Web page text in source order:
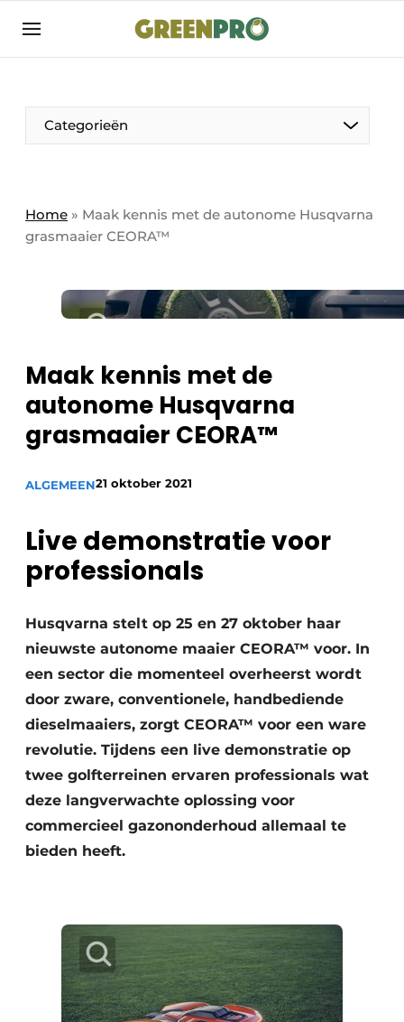
Aanmelden
Bedrijven
Bedrijven
Direct contact
Evenement aanmelden
groenprofessional
Meest gelezen
Podcasts
Privacy / Cookie statement
Vacature aanmelden
Video’s
Categorieën
Home » Maak kennis met de autonome Husqvarna
grasmaaier CEORA™
Maak kennis met de
autonome Husqvarna
grasmaaier CEORA™
ALGEMEEN21 oktober 2021
Live demonstratie voor
professionals
Husqvarna stelt op 25 en 27 oktober haar
nieuwste autonome maaier CEORA™ voor. In
een sector die momenteel overheerst wordt
door zware, conventionele, handbediende
dieselmaaiers, zorgt CEORA™ voor een ware
revolutie. Tijdens een live demonstratie op
twee golfterreinen ervaren professionals wat
deze langverwachte oplossing voor
commercieel gazononderhoud allemaal te
bieden heeft.